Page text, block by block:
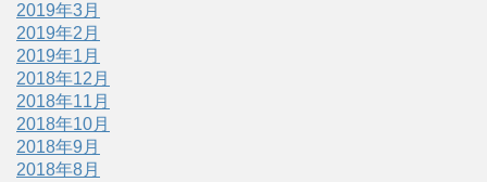
2019年3月
2019年2月
2019年1月
2018年12月
2018年11月
2018年10月
2018年9月
2018年8月